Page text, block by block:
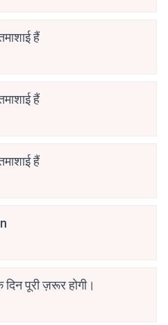
हैं
हैं
हैं
दिन पूरी ज़रूर होगी।